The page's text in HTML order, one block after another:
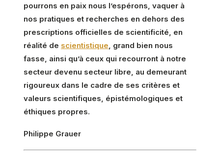
pourrons en paix nous l’espérons, vaquer à
nos pratiques et recherches en dehors des
prescriptions officielles de scientificité, en
réalité de scientistique , grand bien nous
fasse, ainsi qu’à ceux qui recourront à notre
secteur devenu secteur libre, au demeurant
rigoureux dans le cadre de ses critères et
valeurs scientifiques, épistémologiques et
éthiques propres.
Philippe Grauer